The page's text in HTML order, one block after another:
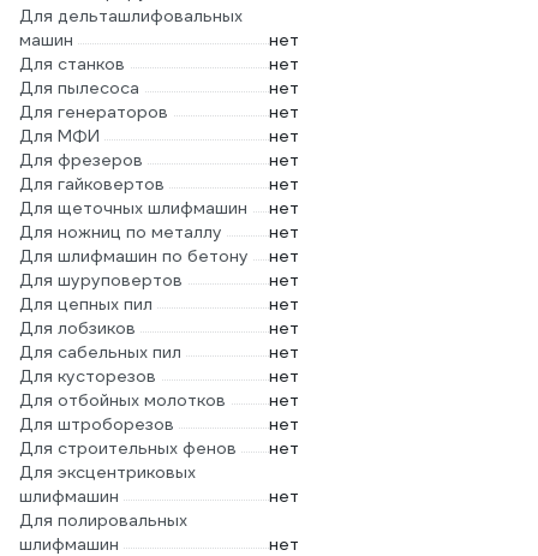
Для дельташлифовальных
машин
нет
Для станков
нет
Для пылесоса
нет
Для генераторов
нет
Для МФИ
нет
Для фрезеров
нет
Для гайковертов
нет
Для щеточных шлифмашин
нет
Для ножниц по металлу
нет
Для шлифмашин по бетону
нет
Для шуруповертов
нет
Для цепных пил
нет
Для лобзиков
нет
Для сабельных пил
нет
Для кусторезов
нет
Для отбойных молотков
нет
Для штроборезов
нет
Для строительных фенов
нет
Для эксцентриковых
шлифмашин
нет
Для полировальных
шлифмашин
нет